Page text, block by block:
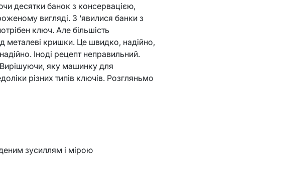
десятки банок з консервацією,
вигляді. З ‘явилися банки з
ключ. Але більшість
металеві кришки. Це швидко, надійно,
Іноді рецепт неправильний.
Вирішуючи, яку машинку для
різних типів ключів. Розгляньмо
зусиллям і мірою